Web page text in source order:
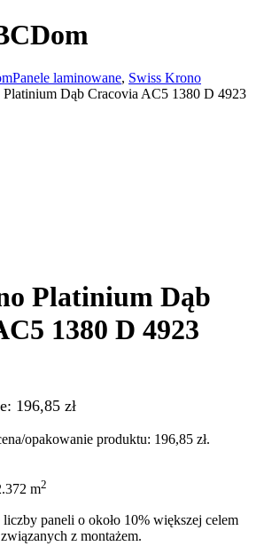
Panele laminowane, Swiss Krono
Dąb Cracovia AC5 1380 D 4923
Platinium Dąb
1380 D 4923
196,85 zł
opakowanie produktu: 196,85 zł.
m2
paneli o około 10% większej celem
z montażem.